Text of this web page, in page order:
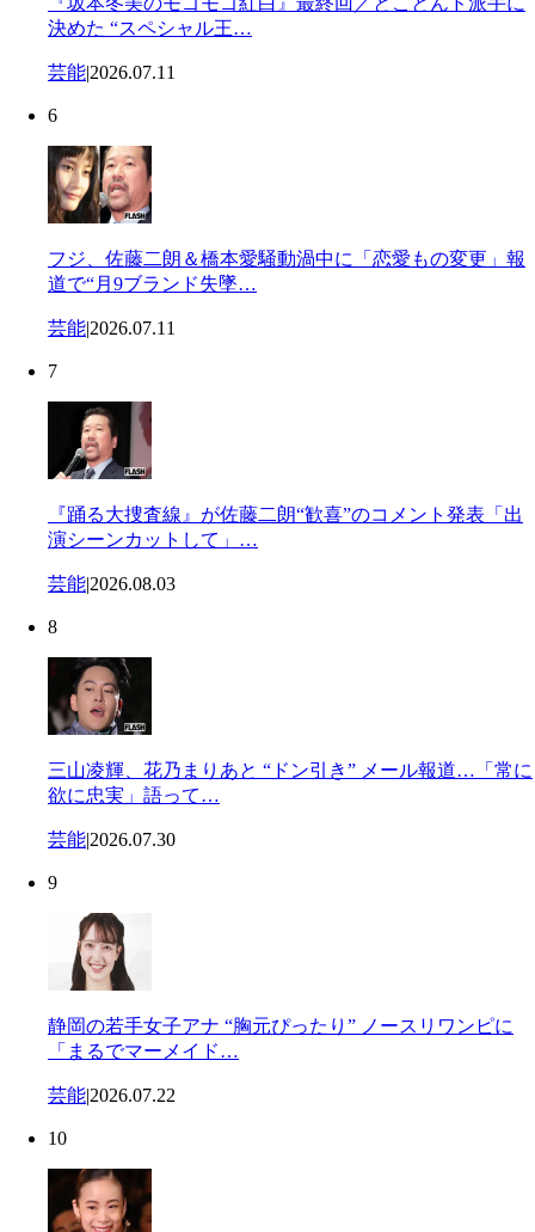
決めた “スペシャル王…
芸能|2026.07.11
6
フジ、佐藤二朗＆橋本愛騒動渦中に「恋愛もの変更」報
道で“月9ブランド失墜…
芸能|2026.07.11
7
『踊る大捜査線』が佐藤二朗“歓喜”のコメント発表「出
演シーンカットして」…
芸能|2026.08.03
8
三山凌輝、花乃まりあと “ドン引き” メール報道…「常に
欲に忠実」語って…
芸能|2026.07.30
9
静岡の若手女子アナ “胸元ぴったり” ノースリワンピに
「まるでマーメイド…
芸能|2026.07.22
10